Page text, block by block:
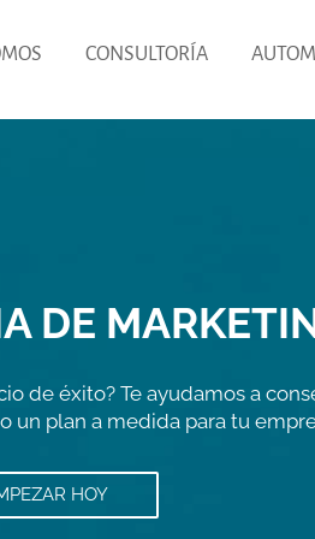
CONSULTORÍA
DE
de éxito? Te ayudamos a
un plan a medida para tu
HOY